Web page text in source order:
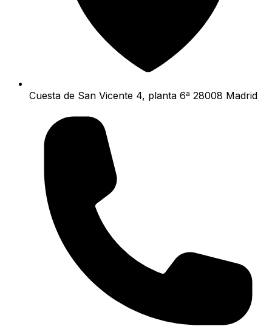
Cuesta de San Vicente 4, planta 6ª 28008 Madrid